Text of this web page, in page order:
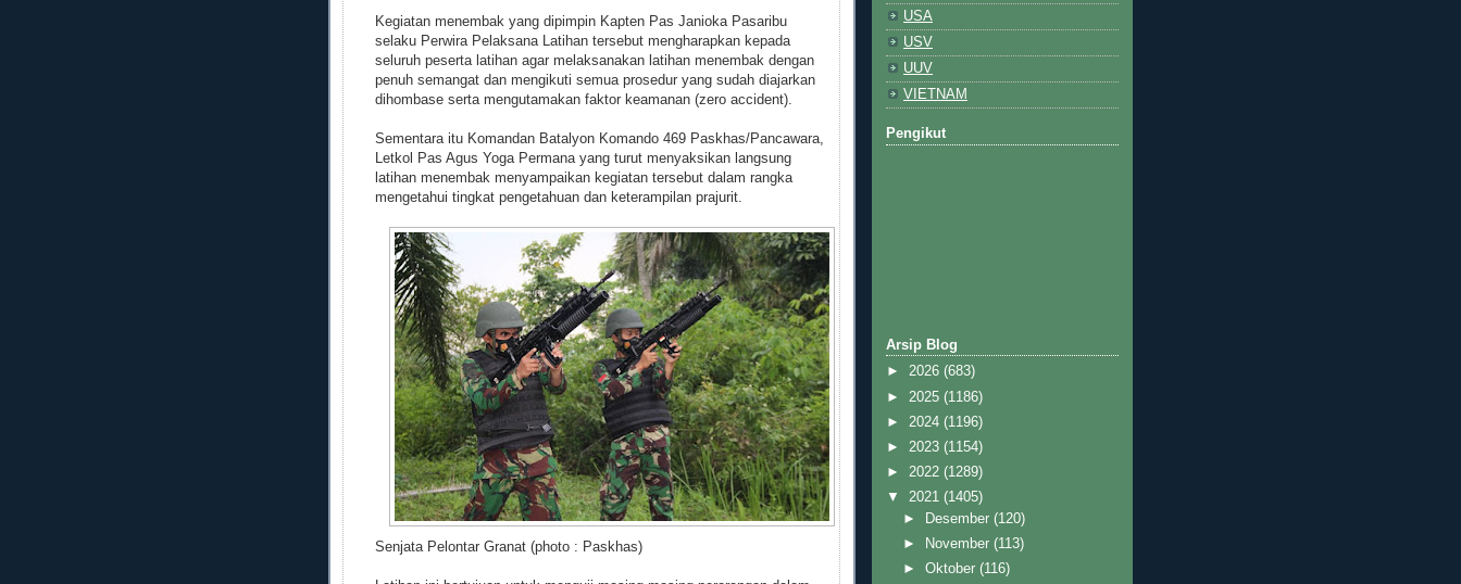
Kegiatan menembak yang dipimpin Kapten Pas Janioka Pasaribu
selaku Perwira Pelaksana Latihan tersebut mengharapkan kepada
seluruh peserta latihan agar melaksanakan latihan menembak dengan
penuh semangat dan mengikuti semua prosedur yang sudah diajarkan
dihombase serta mengutamakan faktor keamanan (zero accident).
Sementara itu Komandan Batalyon Komando 469 Paskhas/Pancawara,
Letkol Pas Agus Yoga Permana yang turut menyaksikan langsung
latihan menembak menyampaikan kegiatan tersebut dalam rangka
mengetahui tingkat pengetahuan dan keterampilan prajurit.
Senjata Pelontar Granat (photo : Paskhas)
USA
USV
UUV
VIETNAM
Pengikut
Arsip Blog
► 2026 (683)
► 2025 (1186)
► 2024 (1196)
► 2023 (1154)
► 2022 (1289)
▼ 2021 (1405)
►
Desember(120)
►
November(113)
►Oktober(116)